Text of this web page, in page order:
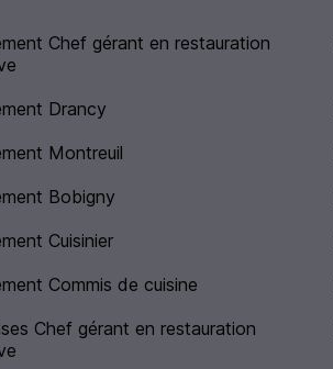
Chef gérant en restauration
Drancy
Montreuil
Bobigny
Cuisinier
Commis de cuisine
Chef gérant en restauration